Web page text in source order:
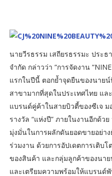
นายวีรธรรม เสถียรธรรมะ ประ
จำกัด กล่าวว่า “การจัดงาน
แรกในปีนี้ ตอกย้ำจุดยืนของนาย
สาขามากที่สุดในประเทศไทย แ
แบรนด์คู่ค้าในสายบิวตี้ของซีเจ
รางวัล “แห่งปี” ภายในงานอีกด้ว
มุ่งมั่นในการผลักดันยอดขายอย่า
ร่วมงาน ด้วยการอัปเดตการเติ
ของสินค้า และกลุ่มลูกค้าของนา
และเตรียมความพร้อมให้แบรนด์